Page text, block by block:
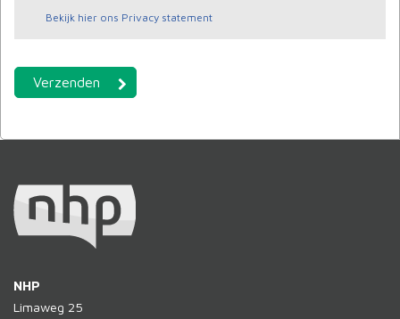
Bekijk hier ons Privacy statement
NHP
Limaweg 25